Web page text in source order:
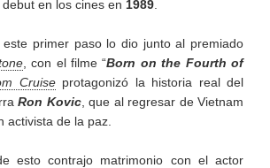
en los cines en 1989
primer paso lo dio junto al premiado
, con el filme “Born on the Fourth of
Cruiseprotagonizó la historia real del
Ron Kovic, que al regresar de Vietnam
activista de la paz.
esto contrajo matrimonio con el actor